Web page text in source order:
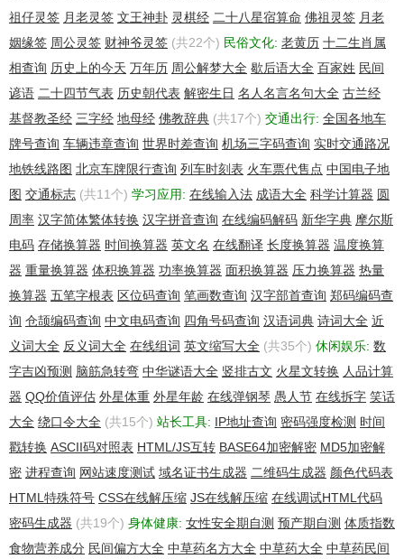
祖仔灵签 月老灵签 文王神卦 灵棋经 二十八星宿算命 佛祖灵签 月老
姻缘签 周公灵签 财神爷灵签 (共22个) 民俗文化: 老黄历 十二生肖属
相查询 历史上的今天 万年历 周公解梦大全 歇后语大全 百家姓 民间
谚语 二十四节气表 历史朝代表 解密生日 名人名言名句大全 古兰经
基督教圣经 三字经 地母经 佛教辞典 (共17个) 交通出行: 全国各地车
牌号查询 车辆违章查询 世界时差查询 机场三字码查询 实时交通路况
地铁线路图 北京车牌限行查询 列车时刻表 火车票代售点 中国电子地
图 交通标志 (共11个) 学习应用: 在线输入法 成语大全 科学计算器 圆
周率 汉字简体繁体转换 汉字拼音查询 在线编码解码 新华字典 摩尔斯
电码 存储换算器 时间换算器 英文名 在线翻译 长度换算器 温度换算
器 重量换算器 体积换算器 功率换算器 面积换算器 压力换算器 热量
换算器 五笔字根表 区位码查询 笔画数查询 汉字部首查询 郑码编码查
询 仓颉编码查询 中文电码查询 四角号码查询 汉语词典 诗词大全 近
义词大全 反义词大全 在线组词 英文缩写大全 (共35个) 休闲娱乐: 数
字吉凶预测 脑筋急转弯 中华谜语大全 竖排古文 火星文转换 人品计算
器 QQ价值评估 外星体重 外星年龄 在线弹钢琴 愚人节 在线拆字 笑话
大全 绕口令大全 (共15个) 站长工具: IP地址查询 密码强度检测 时间
戳转换 ASCII码对照表 HTML/JS互转 BASE64加密解密 MD5加密解
密 进程查询 网站速度测试 域名证书生成器 二维码生成器 颜色代码表
HTML特殊符号 CSS在线解压缩 JS在线解压缩 在线调试HTML代码
密码生成器 (共19个) 身体健康: 女性安全期自测 预产期自测 体质指数
食物营养成分 民间偏方大全 中草药名方大全 中草药大全 中草药民间